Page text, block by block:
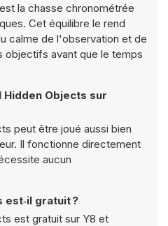
la chasse chronométrée
Cet équilibre le rend
calme de l'observation et de
objectifs avant que le temps
Hidden Objects sur
peut être joué aussi bien
Il fonctionne directement
aucun
est‑il gratuit ?
est gratuit sur Y8 et